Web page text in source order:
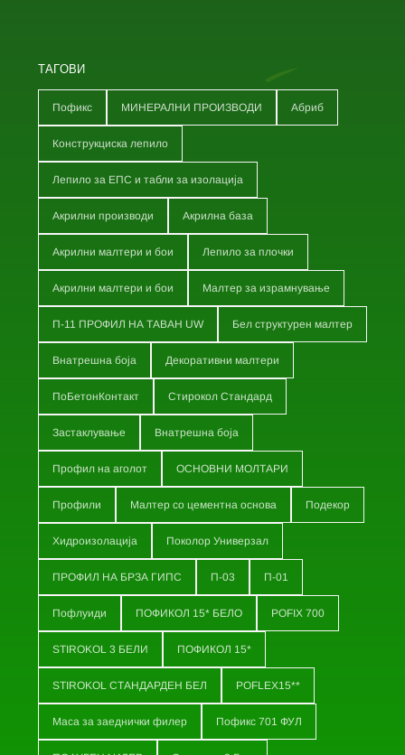
ТАГОВИ
Пофикс МИНЕРАЛНИ ПРОИЗВОДИ Абриб
Конструкциска лепило
Лепило за ЕПС и табли за изолација
Акрилни производи Акрилна база
Акрилни малтери и бои Лепило за плочки
Акрилни малтери и бои Малтер за израмнување
П-11 ПРОФИЛ НА ТАВАН UW Бел структурен малтер
Внатрешна боја Декоративни малтери
ПоБетонКонтакт Стирокол Стандард
Застаклување Внатрешна боја
Профил на аголот ОСНОВНИ МОЛТАРИ
Профили Малтер со цементна основа Подекор
Хидроизолација Поколор Универзал
ПРОФИЛ НА БРЗА ГИПС П-03 П-01
Пофлуиди ПОФИКОЛ 15* БЕЛО POFIX 700
STIROKOL 3 БЕЛИ ПОФИКОЛ 15*
STIROKOL СТАНДАРДЕН БЕЛ POFLEX15**
Маса за заеднички филер Пофикс 701 ФУЛ